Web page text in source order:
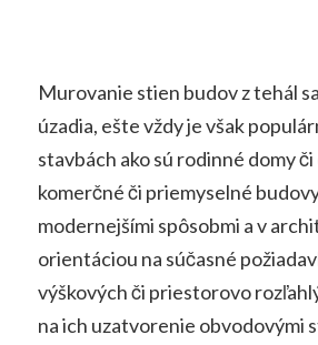
Murovanie stien budov z tehál
úzadia, ešte vždy je však
stavbách ako sú rodinné domy či
komerčné či priemyselné
modernejšími spôsobmi a v
orientáciou na súčasné
výškových či priestorovo
na ich uzatvorenie obvodovými